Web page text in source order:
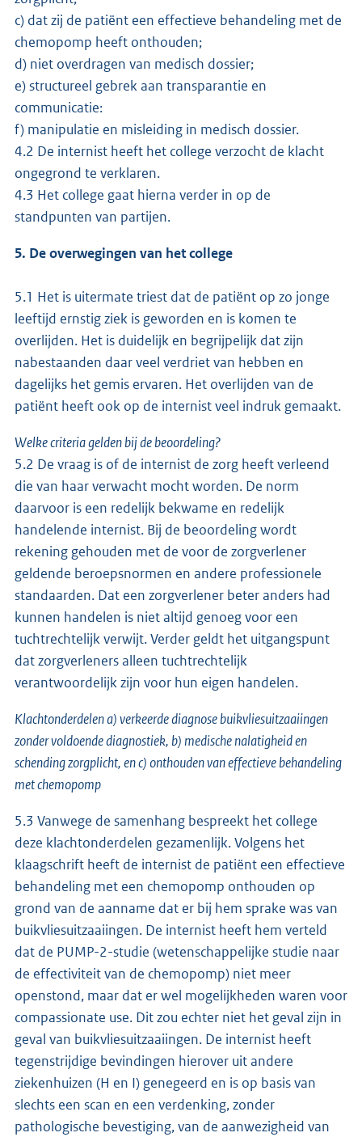
c) dat zij de patiënt een effectieve behandeling met de
chemopomp heeft onthouden;
d) niet overdragen van medisch dossier;
e) structureel gebrek aan transparantie en
communicatie:
f) manipulatie en misleiding in medisch dossier.
4.2 De internist heeft het college verzocht de klacht
ongegrond te verklaren.
4.3 Het college gaat hierna verder in op de
standpunten van partijen.
5. De overwegingen van het college
5.1 Het is uitermate triest dat de patiënt op zo jonge
leeftijd ernstig ziek is geworden en is komen te
overlijden. Het is duidelijk en begrijpelijk dat zijn
nabestaanden daar veel verdriet van hebben en
dagelijks het gemis ervaren. Het overlijden van de
patiënt heeft ook op de internist veel indruk gemaakt.
Welke criteria gelden bij de beoordeling?
5.2 De vraag is of de internist de zorg heeft verleend
die van haar verwacht mocht worden. De norm
daarvoor is een redelijk bekwame en redelijk
handelende internist. Bij de beoordeling wordt
rekening gehouden met de voor de zorgverlener
geldende beroepsnormen en andere professionele
standaarden. Dat een zorgverlener beter anders had
kunnen handelen is niet altijd genoeg voor een
tuchtrechtelijk verwijt. Verder geldt het uitgangspunt
dat zorgverleners alleen tuchtrechtelijk
verantwoordelijk zijn voor hun eigen handelen.
Klachtonderdelen a) verkeerde diagnose buikvliesuitzaaiingen
zonder voldoende diagnostiek, b) medische nalatigheid en
schending zorgplicht, en c) onthouden van effectieve behandeling
met chemopomp
5.3 Vanwege de samenhang bespreekt het college
deze klachtonderdelen gezamenlijk. Volgens het
klaagschrift heeft de internist de patiënt een effectieve
behandeling met een chemopomp onthouden op
grond van de aanname dat er bij hem sprake was van
buikvliesuitzaaiingen. De internist heeft hem verteld
dat de PUMP-2-studie (wetenschappelijke studie naar
de effectiviteit van de chemopomp) niet meer
openstond, maar dat er wel mogelijkheden waren voor
compassionate use. Dit zou echter niet het geval zijn in
geval van buikvliesuitzaaiingen. De internist heeft
tegenstrijdige bevindingen hierover uit andere
ziekenhuizen (H en I) genegeerd en is op basis van
slechts een scan en een verdenking, zonder
pathologische bevestiging, van de aanwezigheid van